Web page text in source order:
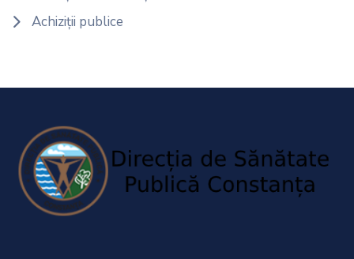
Achiziții publice